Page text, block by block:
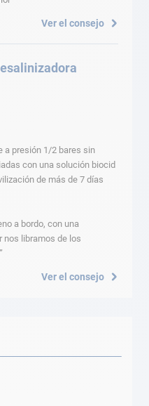
Ver el consejo
a presión 1/2 bares sin
con una solución biocid
de más de 7 días
a bordo, con una
nos libramos de los
Ver el consejo